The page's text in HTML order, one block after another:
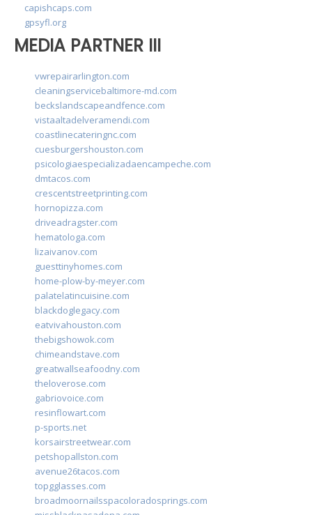
capishcaps.com
gpsyfl.org
MEDIA PARTNER III
vwrepairarlington.com
cleaningservicebaltimore-md.com
beckslandscapeandfence.com
vistaaltadelveramendi.com
coastlinecateringnc.com
cuesburgershouston.com
psicologiaespecializadaencampeche.com
dmtacos.com
crescentstreetprinting.com
hornopizza.com
driveadragster.com
hematologa.com
lizaivanov.com
guesttinyhomes.com
home-plow-by-meyer.com
palatelatincuisine.com
blackdoglegacy.com
eatvivahouston.com
thebigshowok.com
chimeandstave.com
greatwallseafoodny.com
theloverose.com
gabriovoice.com
resinflowart.com
p-sports.net
korsairstreetwear.com
petshopallston.com
avenue26tacos.com
topgglasses.com
broadmoornailsspacoloradosprings.com